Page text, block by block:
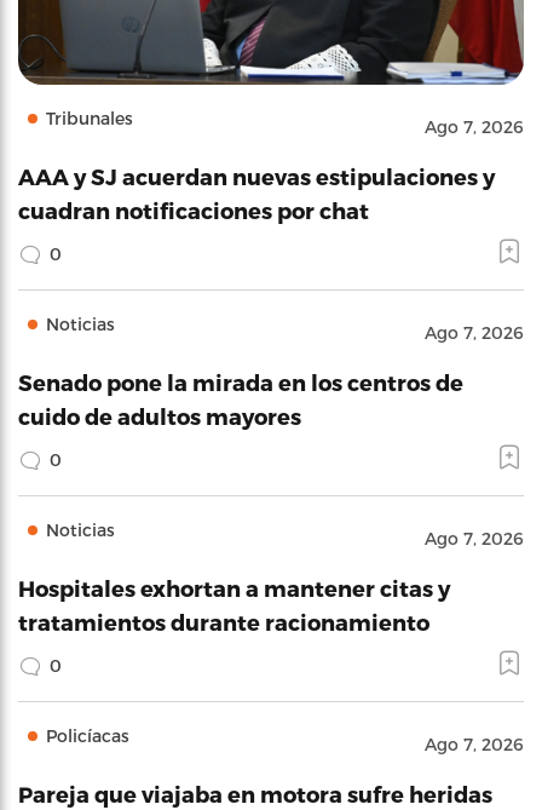
Tribunales Ago 7, 2026
AAA y SJ acuerdan nuevas estipulaciones y
cuadran notificaciones por chat
0
Noticias Ago 7, 2026
Senado pone la mirada en los centros de
cuido de adultos mayores
0
Noticias Ago 7, 2026
Hospitales exhortan a mantener citas y
tratamientos durante racionamiento
0
Policíacas Ago 7, 2026
Pareja que viajaba en motora sufre heridas